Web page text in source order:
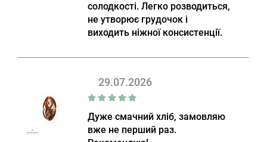
солодкості. Легко розводиться,
не утворює грудочок і
виходить ніжної консистенції.
29.07.2026
Дуже смачний хліб, замовляю
вже не перший раз.